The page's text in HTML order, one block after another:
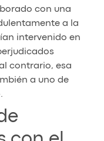
con una
a la
intervenido en
contrario, esa
a uno de